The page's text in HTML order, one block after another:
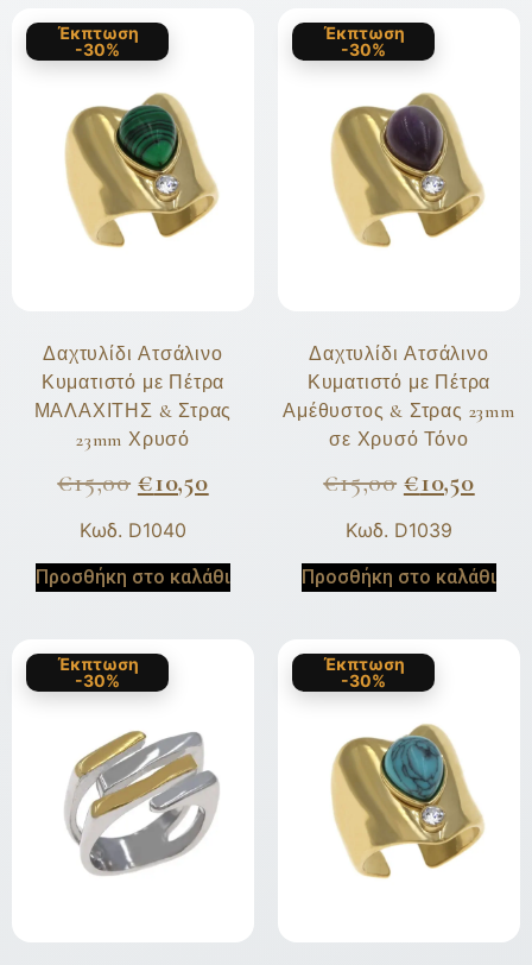
Έκπτωση
-30%
Δαχτυλίδι Ατσάλινο
Κυματιστό με Πέτρα
ΜΑΛΑΧΙΤΗΣ & Στρας
23mm Χρυσό
€15,00 €10,50
Κωδ. D1040
Προσθήκη στο καλάθι
Έκπτωση
-30%
Δαχτυλίδι Ατσάλινο
Κυματιστό με Πέτρα
Αμέθυστος & Στρας 23mm
σε Χρυσό Τόνο
€15,00 €10,50
Κωδ. D1039
Προσθήκη στο καλάθι
Έκπτωση
-30%
Έκπτωση
-30%